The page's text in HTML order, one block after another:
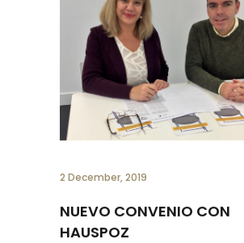
2 December, 2019
NUEVO CONVENIO CON
HAUSPOZ